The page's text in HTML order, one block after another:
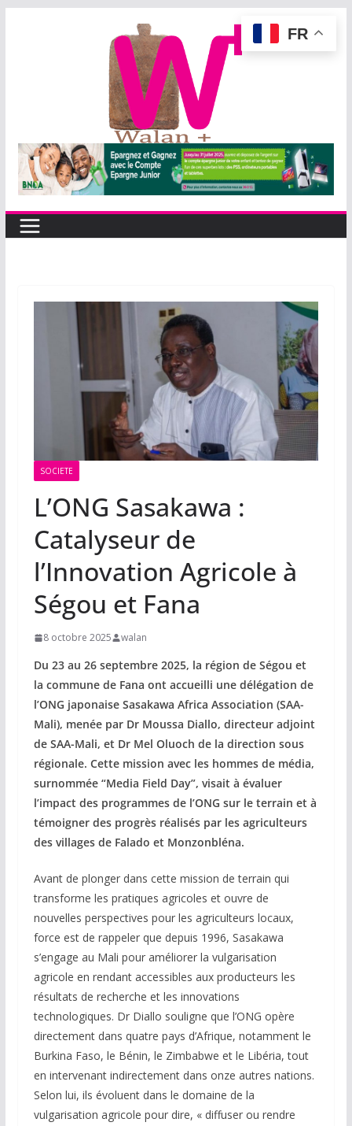
SOCIETE
L’ONG Sasakawa :
Catalyseur de
l’Innovation Agricole à
Ségou et Fana
8 octobre 2025 walan
Du 23 au 26 septembre 2025, la région de Ségou et
la commune de Fana ont accueilli une délégation de
l’ONG japonaise Sasakawa Africa Association (SAA-
Mali), menée par Dr Moussa Diallo, directeur adjoint
de SAA-Mali, et Dr Mel Oluoch de la direction sous
régionale. Cette mission avec les hommes de média,
surnommée “Media Field Day”, visait à évaluer
l’impact des programmes de l’ONG sur le terrain et à
témoigner des progrès réalisés par les agriculteurs
des villages de Falado et Monzonbléna.
Avant de plonger dans cette mission de terrain qui
transforme les pratiques agricoles et ouvre de
nouvelles perspectives pour les agriculteurs locaux,
force est de rappeler que depuis 1996, Sasakawa
s’engage au Mali pour améliorer la vulgarisation
agricole en rendant accessibles aux producteurs les
résultats de recherche et les innovations
technologiques. Dr Diallo souligne que l’ONG opère
directement dans quatre pays d’Afrique, notamment le
Burkina Faso, le Bénin, le Zimbabwe et le Libéria, tout
en intervenant indirectement dans onze autres nations.
Selon lui, ils évoluent dans le domaine de la
vulgarisation agricole pour dire, « diffuser ou rendre
FR